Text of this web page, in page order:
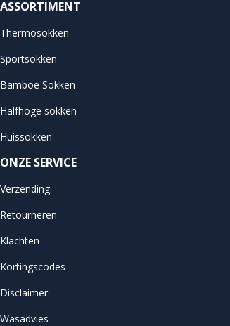
ASSORTIMENT
Thermosokken
Sportsokken
Bamboe Sokken
Halfhoge sokken
Huissokken
ONZE SERVICE
Verzending
Retourneren
Klachten
Kortingscodes
Disclaimer
Wasadvies